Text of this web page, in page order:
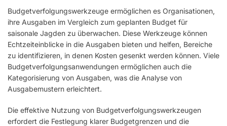
Budgetverfolgungswerkzeuge ermöglichen es Organisationen,
ihre Ausgaben im Vergleich zum geplanten Budget für
saisonale Jagden zu überwachen. Diese Werkzeuge können
Echtzeiteinblicke in die Ausgaben bieten und helfen, Bereiche
zu identifizieren, in denen Kosten gesenkt werden können. Viele
Budgetverfolgungsanwendungen ermöglichen auch die
Kategorisierung von Ausgaben, was die Analyse von
Ausgabemustern erleichtert.
Die effektive Nutzung von Budgetverfolgungswerkzeugen
erfordert die Festlegung klarer Budgetgrenzen und die